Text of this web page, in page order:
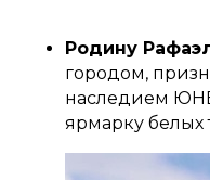
Родину
городом,
наследием
ярмарку белых